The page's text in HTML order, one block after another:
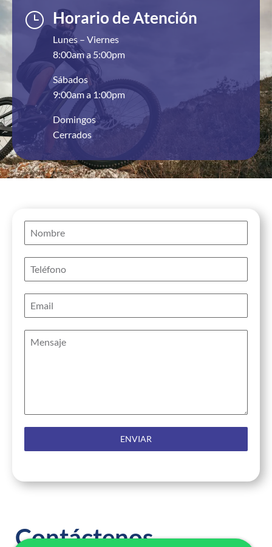
} Horario de Atención
Lunes – Viernes
8:00am a 5:00pm
Sábados
9:00am a 1:00pm
Domingos
Cerrados
ENVIAR
Contáctenos